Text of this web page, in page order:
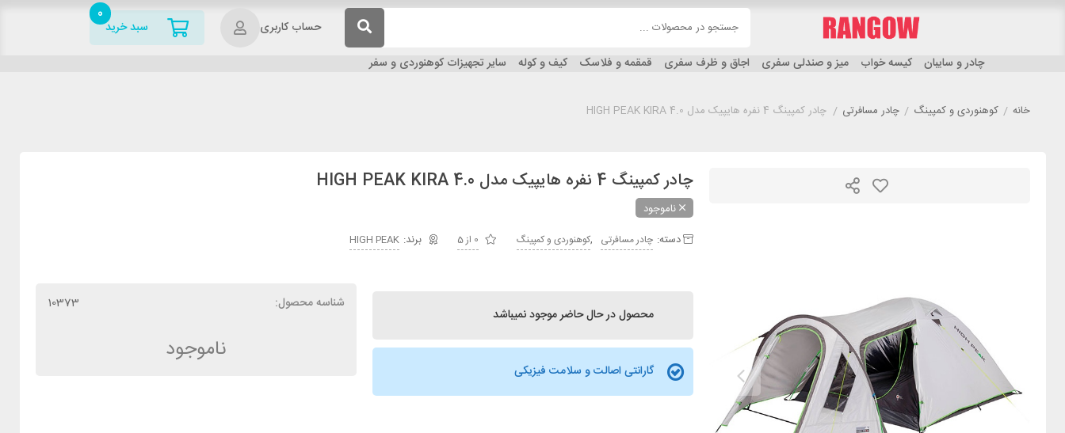
حساب کاربری سبد خرید
0
چادر و سایبان کیسه خواب میز و صندلی سفری اجاق و ظرف سفری قمقمه و فلاسک کیف و کوله سایر تجهیزات کوهنوردی و سفر
خانه / کوهنوردی و کمپینگ / چادر مسافرتی / چادر کمپینگ 4 نفره هایپیک مدل HIGH PEAK KIRA 4.0
چادر کمپینگ 4 نفره هایپیک مدل HIGH PEAK KIRA 4.0
ناموجود
دسته: چادر مسافرتی ,کوهنوردی و کمپینگ 0 از 5 HIGH PEAK
محصول در حال حاضر موجود نمیباشد
گارانتی اصالت و سلامت فیزیکی
شناسه محصول: 10373
ناموجود